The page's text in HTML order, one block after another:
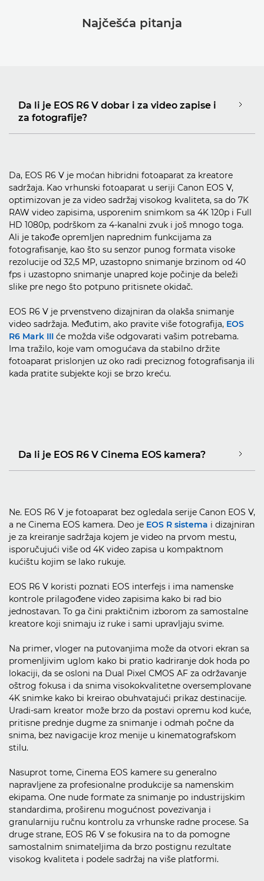
Najčešća pitanja
Da li je EOS R6 V dobar i za video zapise i
za fotografije?
Da, EOS R6 V je moćan hibridni fotoaparat za kreatore
sadržaja. Kao vrhunski fotoaparat u seriji Canon EOS V,
optimizovan je za video sadržaj visokog kvaliteta, sa do 7K
RAW video zapisima, usporenim snimkom sa 4K 120p i Full
HD 1080p, podrškom za 4-kanalni zvuk i još mnogo toga.
Ali je takođe opremljen naprednim funkcijama za
fotografisanje, kao što su senzor punog formata visoke
rezolucije od 32,5 MP, uzastopno snimanje brzinom od 40
fps i uzastopno snimanje unapred koje počinje da beleži
slike pre nego što potpuno pritisnete okidač.
EOS R6 V je prvenstveno dizajniran da olakša snimanje
video sadržaja. Međutim, ako pravite više fotografija, EOS
R6 Mark III će možda više odgovarati vašim potrebama.
Ima tražilo, koje vam omogućava da stabilno držite
fotoaparat prislonjen uz oko radi preciznog fotografisanja ili
kada pratite subjekte koji se brzo kreću.
Da li je EOS R6 V Cinema EOS kamera?
Ne. EOS R6 V je fotoaparat bez ogledala serije Canon EOS V,
a ne Cinema EOS kamera. Deo je EOS R sistema i dizajniran
je za kreiranje sadržaja kojem je video na prvom mestu,
isporučujući više od 4K video zapisa u kompaktnom
kućištu kojim se lako rukuje.
EOS R6 V koristi poznati EOS interfejs i ima namenske
kontrole prilagođene video zapisima kako bi rad bio
jednostavan. To ga čini praktičnim izborom za samostalne
kreatore koji snimaju iz ruke i sami upravljaju svime.
Na primer, vloger na putovanjima može da otvori ekran sa
promenljivim uglom kako bi pratio kadriranje dok hoda po
lokaciji, da se osloni na Dual Pixel CMOS AF za održavanje
oštrog fokusa i da snima visokokvalitetne oversemplovane
4K snimke kako bi kreirao obuhvatajući prikaz destinacije.
Uradi-sam kreator može brzo da postavi opremu kod kuće,
pritisne prednje dugme za snimanje i odmah počne da
snima, bez navigacije kroz menije u kinematografskom
stilu.
Nasuprot tome, Cinema EOS kamere su generalno
napravljene za profesionalne produkcije sa namenskim
ekipama. One nude formate za snimanje po industrijskim
standardima, proširenu mogućnost povezivanja i
granularniju ručnu kontrolu za vrhunske radne procese. Sa
druge strane, EOS R6 V se fokusira na to da pomogne
samostalnim snimateljima da brzo postignu rezultate
visokog kvaliteta i podele sadržaj na više platformi.